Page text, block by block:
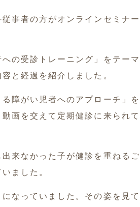
事者の方がオンラインセミナ
の受診トレーニング」をテー
と経過を紹介しました。
障がい児者へのアプローチ」
画を交えて定期健診に来られて
来なかった子が健診を重ねるご
ました。
なっていました。その姿を見